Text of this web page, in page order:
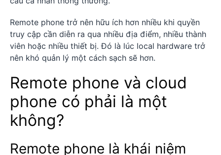
Remote phone trở nên hữu ích hơn nhiều khi quyền
truy cập cần diễn ra qua nhiều địa điểm, nhiều thành
viên hoặc nhiều thiết bị. Đó là lúc local hardware trở
nên khó quản lý một cách sạch sẽ hơn.
Remote phone và cloud
phone có phải là một
không?
Remote phone là khái niệm